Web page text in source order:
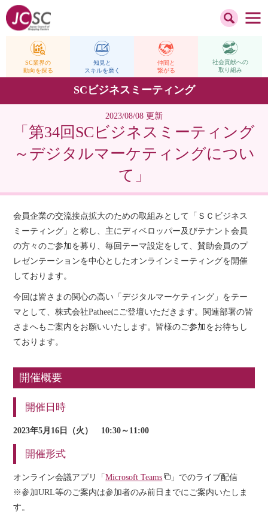
SC業界の
動向を探る
知見と
スキルを磨く
仲間と
繋がる
社会貢献への
取り組み
SCビジネスミーティング
2023/08/08 更新
「第34回SCビジネスミーティング
～デジタルマーケティングについ
て」
会員企業の交流接点拡大のための取組みとして「ＳＣビジネス
ミーティング」と称し、主にディベロッパー及びテナント会員
の方々のご参加を募り、毎回テーマ設定をして、賛助会員のプ
レゼンテーションを中心としたオンラインミーティングを開催
しております。
今回は皆さまの関心の高い「デジタルマーケティング」をテー
マとして、株式会社Patheeにご登壇いただきます。関連部署の皆
さまへもご案内をお願いいたします。皆様のご参加をお待ちし
ております。
開催概要
開催日時
2023年5月16日（火） 10:30～11:00
開催形式
オンライン会議アプリ「Microsoft Teams
」でのライブ配信
※参加URL等のご案内は参加者のみ前日までにご案内いたしま
す。